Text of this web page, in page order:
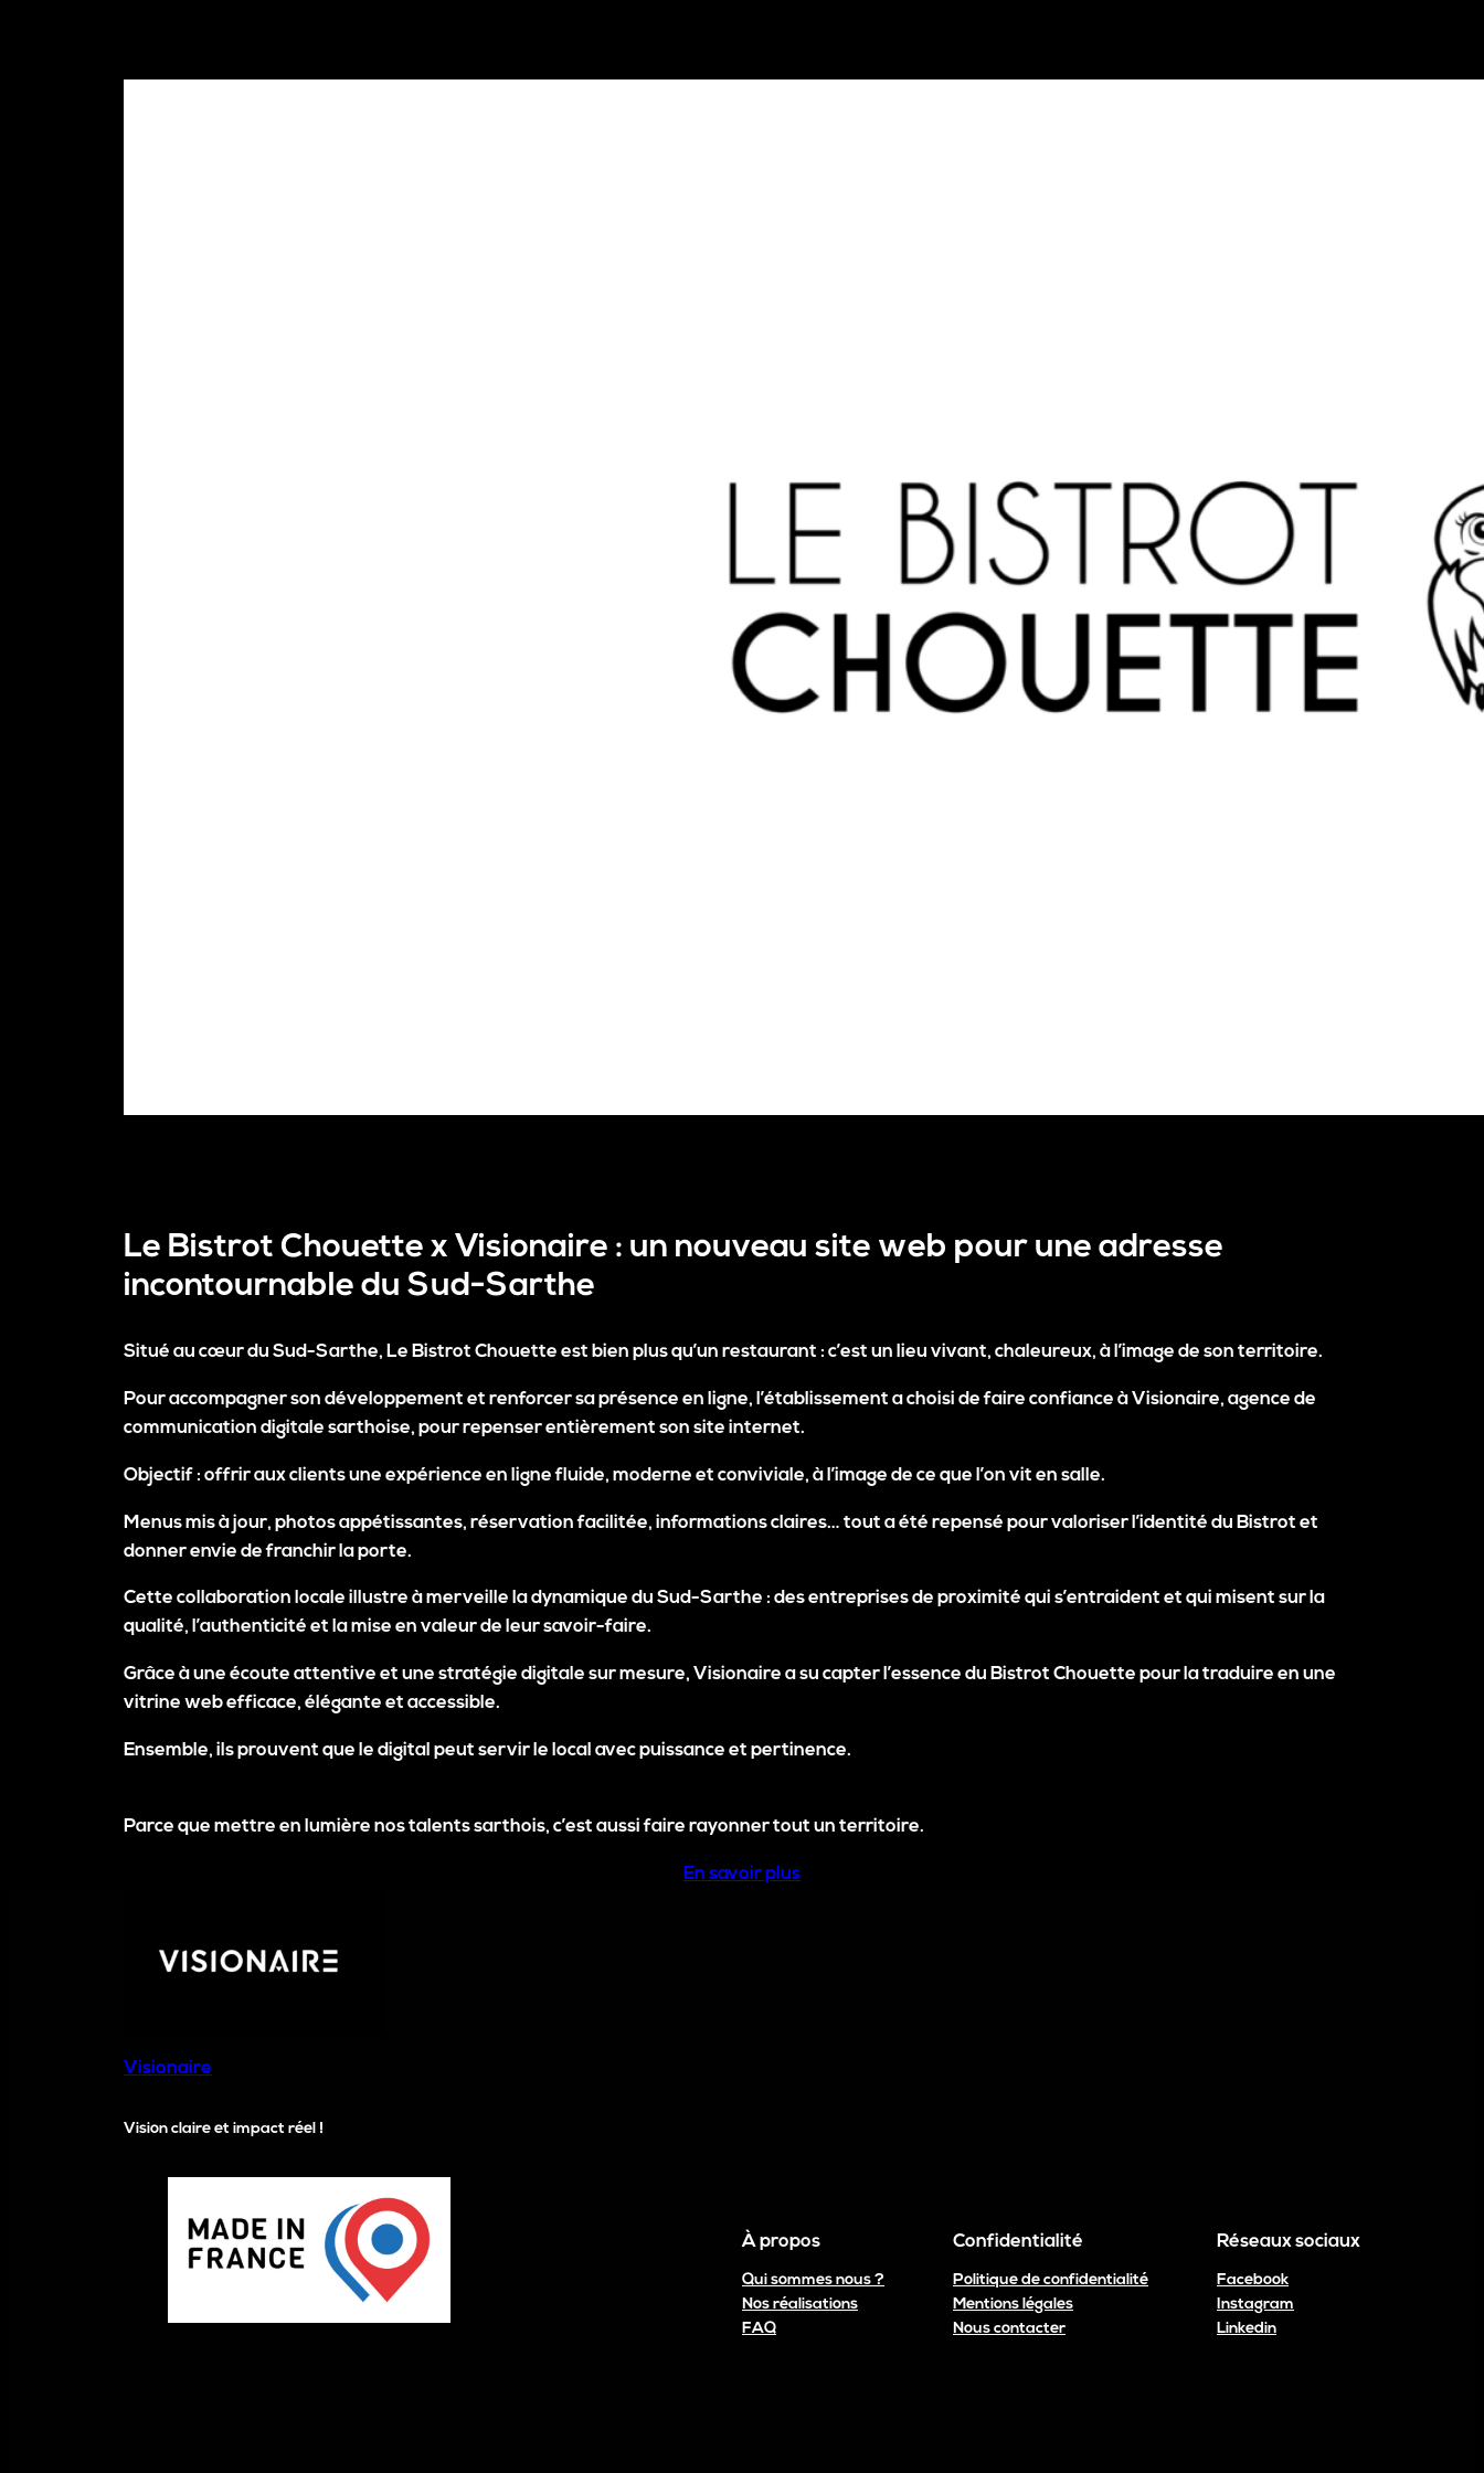
Le Bistrot Chouette x Visionaire : un nouveau site web pour une adresse
incontournable du Sud-Sarthe
Situé au cœur du Sud-Sarthe, Le Bistrot Chouette est bien plus qu’un restaurant : c’est un lieu vivant, chaleureux, à l’image de son territoire.
Pour accompagner son développement et renforcer sa présence en ligne, l’établissement a choisi de faire confiance àVisionaire, agence de
communication digitale sarthoise, pour repenser entièrement son site internet.
Objectif : offrir aux clients une expérience en ligne fluide, moderne et conviviale, à l’image de ce que l’on vit en salle.
Menus mis à jour, photos appétissantes, réservation facilitée, informations claires… tout a été repensé pour valoriser l’identité du Bistrot et
donner envie de franchir la porte.
Cette collaboration locale illustre à merveille la dynamique du Sud-Sarthe : des entreprises de proximité qui s’entraident et qui misent sur la
qualité, l’authenticité et la mise en valeur de leur savoir-faire.
Grâce à une écoute attentive et une stratégie digitale sur mesure, Visionaire a su capter l’essence du Bistrot Chouette pour la traduire en une
vitrine web efficace, élégante et accessible.
Ensemble, ils prouvent que le digital peut servir le local avec puissance et pertinence.
Parce que mettre en lumière nos talents sarthois, c’est aussi faire rayonner tout un territoire.
En savoir plus
Visionaire
Vision claire et impact réel !
À propos
Qui sommes nous ?
Nos réalisations
FAQ
Confidentialité
Politique de confidentialité
Mentions légales
Nous contacter
Réseaux sociaux
Facebook
Instagram
Linkedin